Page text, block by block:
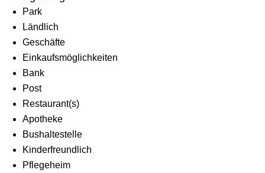
Park
Ländlich
Geschäfte
Einkaufsmöglichkeiten
Bank
Post
Restaurant(s)
Apotheke
Bushaltestelle
Kinderfreundlich
Pflegeheim